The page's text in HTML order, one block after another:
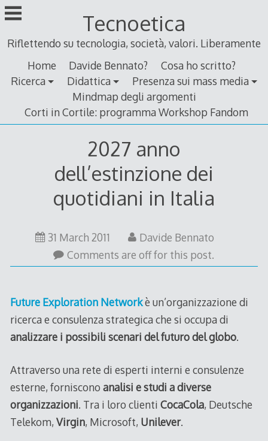
Skip
to
Tecnoetica
Riflettendo su tecnologia, società, valori. Liberamente
Home
Davide Bennato?
Cosa ho scritto?
Ricerca
Didattica
Presenza sui mass media
Mindmap degli argomenti
Corti in Cortile: programma Workshop Fandom
2027 anno
dell’estinzione dei
quotidiani in Italia
31 March 2011
March
Davide Bennato
Comments are off for this post.
Future Exploration Networkè un’organizzazione di
ricerca e consulenza strategica che si occupa di
analizzare i possibili scenari del futuro del globo.
Attraverso una rete di esperti interni e consulenze
esterne, forniscono analisi e studi a diverse
organizzazioni. Tra i loro clienti CocaCola, Deutsche
Telekom, Virgin, Microsoft, Unilever.